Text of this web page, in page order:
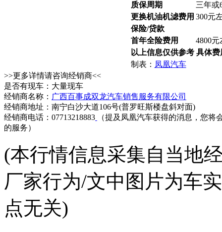
质保周期
三年或
更换机油机滤费用 300元
保险/贷款
首年全险费用
4800元
以上信息仅供参考 具体
制表： 凤凰汽车
>>更多详情请咨询经销商<<
是否有现车：大量现车
经销商名称： 广西百事成双龙汽车销售服务有限公司
经销商地址：南宁白沙大道106号(普罗旺斯楼盘斜对面)
经销商电话：07713218883
（提及凤凰汽车获得的消息，您将
的服务）
(本行情信息采集自当地
厂家行为/文中图片为车
点无关)